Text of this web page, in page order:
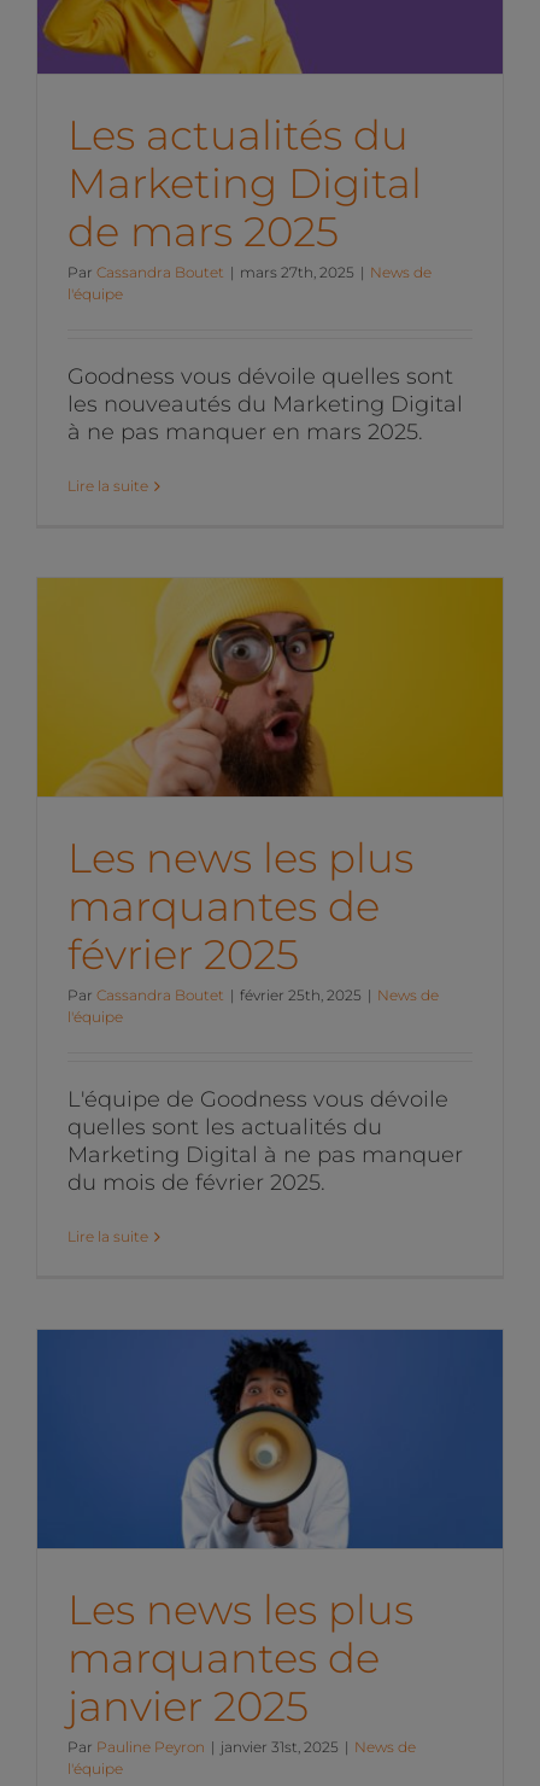
2025
News de l'équipe
Les actualités du
Marketing Digital
de mars 2025
Par Cassandra Boutet | mars 27th, 2025 | News de
l'équipe
Goodness vous dévoile quelles sont
les nouveautés du Marketing Digital
à ne pas manquer en mars 2025.
Lire la suite
Les news les plus
marquantes de février 2025
News de l'équipe
Les news les plus
marquantes de
février 2025
Par Cassandra Boutet | février 25th, 2025 | News de
l'équipe
L'équipe de Goodness vous dévoile
quelles sont les actualités du
Marketing Digital à ne pas manquer
du mois de février 2025.
Lire la suite
Les news les plus
marquantes de janvier
2025
News de l'équipe
Les news les plus
marquantes de
janvier 2025
Par Pauline Peyron | janvier 31st, 2025 | News de
l'équipe